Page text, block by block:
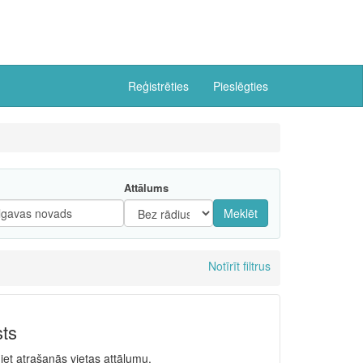
Reģistrēties Pieslēgties
Attālums
Meklēt
Notīrīt filtrus
atrašanās vietas attālumu.